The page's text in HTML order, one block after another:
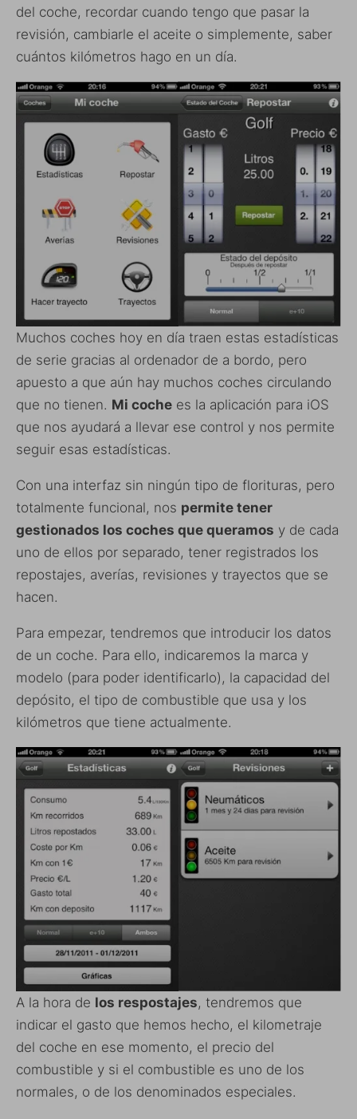
del coche, recordar cuando tengo que pasar la
revisión, cambiarle el aceite o simplemente, saber
cuántos kilómetros hago en un día.
Muchos coches hoy en día traen estas estadísticas
de serie gracias al ordenador de a bordo, pero
apuesto a que aún hay muchos coches circulando
que no tienen. Mi coche es la aplicación para iOS
que nos ayudará a llevar ese control y nos permite
seguir esas estadísticas.
Con una interfaz sin ningún tipo de florituras, pero
totalmente funcional, nos permite tener
gestionados los coches que queramos y de cada
uno de ellos por separado, tener registrados los
repostajes, averías, revisiones y trayectos que se
hacen.
Para empezar, tendremos que introducir los datos
de un coche. Para ello, indicaremos la marca y
modelo (para poder identificarlo), la capacidad del
depósito, el tipo de combustible que usa y los
kilómetros que tiene actualmente.
A la hora de los respostajes, tendremos que
indicar el gasto que hemos hecho, el kilometraje
del coche en ese momento, el precio del
combustible y si el combustible es uno de los
normales, o de los denominados especiales.